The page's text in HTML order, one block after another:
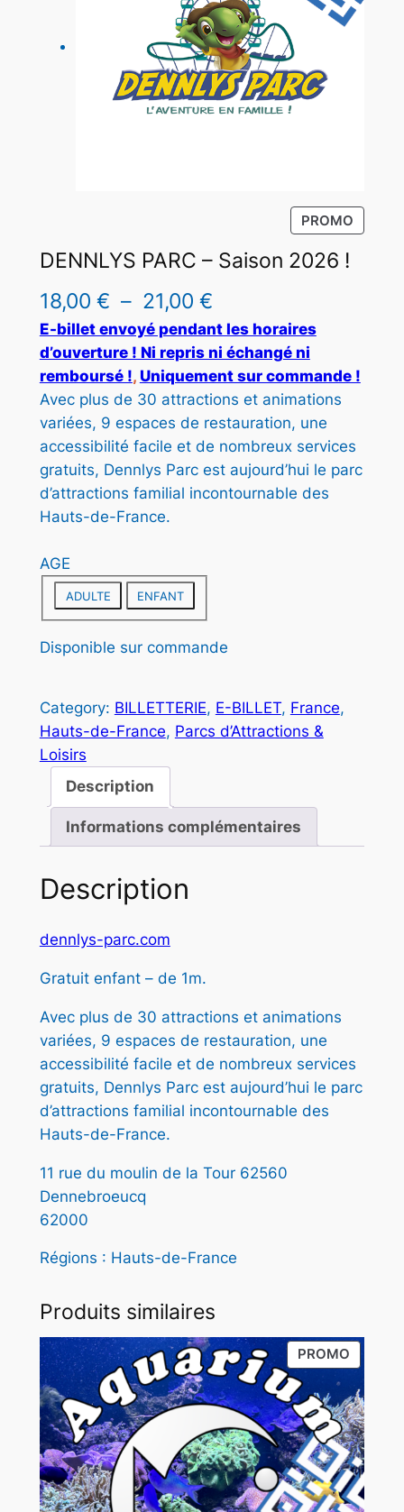
PROMO
R
N
O
DENNLYS PARC – Saison 2026 !
18,00 € – 21,00 €P
l
a
g
e
d
e
1
8
0
0
,
0
0
E-billet envoyé pendant les horaires
d’ouverture ! Ni repris ni échangé ni
remboursé !, Uniquement sur commande !
Avec plus de 30 attractions et animations
variées, 9 espaces de restauration, une
accessibilité facile et de nombreux services
gratuits, Dennlys Parc est aujourd’hui le parc
d’attractions familial incontournable des
Hauts-de-France.
AGE
ADULTE ENFANT
Disponible sur commande
Category: BILLETTERIE, E-BILLET, France
Hauts-de-France, Parcs d’Attractions &
Loisirs
Description
Informations complémentaires
Description
dennlys-parc.com
Gratuit enfant – de 1m.
Avec plus de 30 attractions et animations
variées, 9 espaces de restauration, une
accessibilité facile et de nombreux services
gratuits, Dennlys Parc est aujourd’hui le parc
d’attractions familial incontournable des
Hauts-de-France.
11 rue du moulin de la Tour 62560
Dennebroeucq
62000
Régions : Hauts-de-France
Produits similaires
PROMO
EN